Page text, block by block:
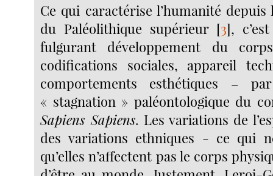
Ce qui caractérise l’humanité
du Paléolithique supérieur[3],
fulgurant développement du
codifications sociales, appareil
comportements esthétiques –
« stagnation » paléontologique du
Sapiens Sapiens. Les variations de
des variations ethniques - ce qui
qu’elles n’affectent pas le corps